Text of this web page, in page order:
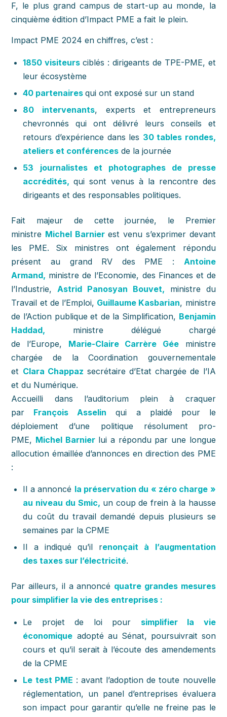
F, le plus grand campus de start-up au monde, la
cinquième édition d’Impact PME a fait le plein.
Impact PME 2024 en chiffres, c’est :
1850 visiteursciblés : dirigeants de TPE-PME, et
leur écosystème
40 partenairesqui ont exposé sur un stand
80 intervenants, experts et entrepreneurs
chevronnés qui ont délivré leurs conseils et
retours d’expérience dans les 30 tables rondes,
ateliers et conférences de la journée
53 journalistes et photographes de presse
accrédités,qui sont venus à la rencontre des
dirigeants et des responsables politiques.
Fait majeur de cette journée, le Premier
ministre Michel Barnierest venu s’exprimer devant
les PME. Six ministres ont également répondu
présent au grand RV des PME : Antoine
Armand, ministre de l’Economie, des Finances et de
l’Industrie, Astrid Panosyan Bouvet, ministre du
Travail et de l’Emploi, Guillaume Kasbarian, ministre
de l’Action publique et de la Simplification, Benjamin
Haddad, ministre délégué chargé
de l’Europe, Marie-Claire Carrère Géeministre
chargée de la Coordination gouvernementale
et Clara Chappaz secrétaire d’Etat chargée de l’IA
et du Numérique.
Accueilli dans l’auditorium plein à craquer
par François Asselin qui a plaidé pour le
déploiement d’une politique résolument pro-
PME, Michel Barnierlui a répondu par une longue
allocution émaillée d’annonces en direction des PME
:
Il a annoncé la préservation du « zéro charge »
au niveau du Smic, un coup de frein à la hausse
du coût du travail demandé depuis plusieurs se
semaines par la CPME
Il a indiqué qu’il renonçait à l’augmentation
des taxes sur l’électricité.
Par ailleurs, il a annoncé quatre grandes mesures
pour simplifier la vie des entreprises :
Le projet de loi pour simplifier la vie
économique adopté au Sénat, poursuivrait son
cours et qu’il serait à l’écoute des amendements
de la CPME
Le test PME : avant l’adoption de toute nouvelle
réglementation, un panel d’entreprises évaluera
son impact pour garantir qu’elle ne freine pas le